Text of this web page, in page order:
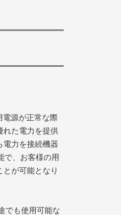
電源が正常な際
れた電力を提供
電力を接続機器
で、お客様の用
が可能となり
でも使用可能な